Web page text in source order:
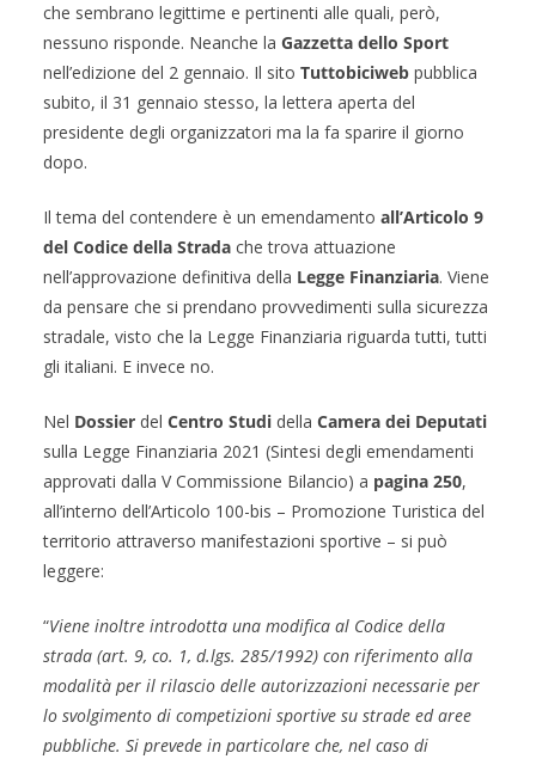
che sembrano legittime e pertinenti alle quali, però,
nessuno risponde. Neanche la Gazzetta dello Sport
nell’edizione del 2 gennaio. Il sito Tuttobiciweb pubblica
subito, il 31 gennaio stesso, la lettera aperta del
presidente degli organizzatori ma la fa sparire il giorno
dopo.
Il tema del contendere è un emendamento all’Articolo 9
del Codice della Strada che trova attuazione
nell’approvazione definitiva della Legge Finanziaria. Viene
da pensare che si prendano provvedimenti sulla sicurezza
stradale, visto che la Legge Finanziaria riguarda tutti, tutti
gli italiani. E invece no.
Nel Dossier del Centro Studi della Camera dei Deputati
sulla Legge Finanziaria 2021 (Sintesi degli emendamenti
approvati dalla V Commissione Bilancio) a pagina 250,
all’interno dell’Articolo 100-bis – Promozione Turistica del
territorio attraverso manifestazioni sportive – si può
leggere:
“Viene inoltre introdotta una modifica al Codice della
strada (art. 9, co. 1, d.lgs. 285/1992) con riferimento alla
modalità per il rilascio delle autorizzazioni necessarie per
lo svolgimento di competizioni sportive su strade ed aree
pubbliche. Si prevede in particolare che, nel caso di